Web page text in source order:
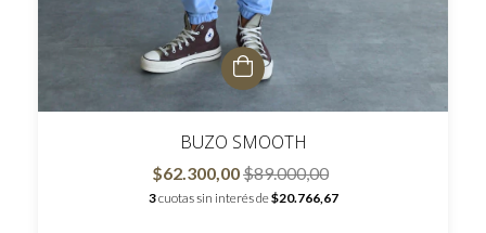
BUZO SMOOTH
$62.300,00$89.000,00
3cuotas sin interés de$20.766,67